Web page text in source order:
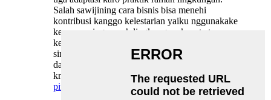
Salah sawijining cara bisnis bisa menehi
kontribusi kanggo kelestarian yaiku nggunakake
kemasan sing ramah lingkungan, kayata tas
kertas kraft. Kertas kraft minangka jinis kertas
sing digawe saka pulp kayu, sing dadi sumber
daya sing bisa dianyari. Proses manufaktur kertas
kraft uga luwih ...
pitakon